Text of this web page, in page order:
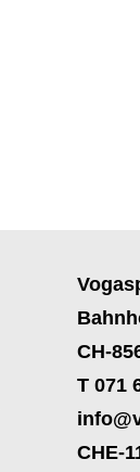
CH-
T 071
CHE-